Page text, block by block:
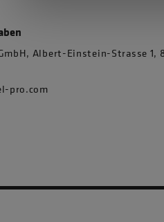
Albert-Einstein-Strasse 1,
pro.com